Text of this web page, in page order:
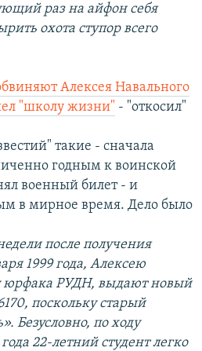
раз на айфон себя
охота ступор всего
Алексея Навального
"школу жизни" - "откосил"
такие - сначала
годным к воинской
военный билет - и
в мирное время. Дело было
после получения
1999 года, Алексею
юрфака РУДН, выдают новый
поскольку старый
Безусловно, по ходу
22-летний студент легко